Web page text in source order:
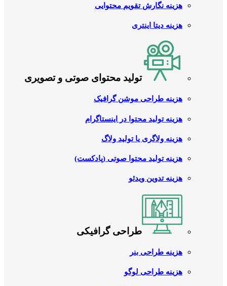
هزینه نگارش تقویم محتوایی
هزینه دیتا اینتری
تولید محتوای صوتی و تصویری
هزینه طراحی موشن گرافیک
هزینه تولید محتوا در اینستاگرام
هزینه ولاگری یا تولید ولاگ
هزینه تولید محتوا صوتی (پادکست)
هزینه تدوین ویدئو
طراحی گرافیکی
هزینه طراحی بنر
هزینه طراحی لوگو